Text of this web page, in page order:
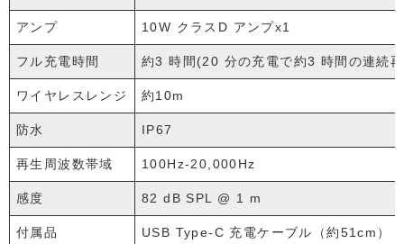
アンプ 10W クラスD アンプx1
フル充電時間 約3 時間(20 分の充電で約3 時間の連続
ワイヤレスレンジ 約10m
防水 IP67
再生周波数帯域 100Hz-20,000Hz
感度 82 dB SPL @ 1 m
付属品 USB Type-C 充電ケーブル（約51cm）